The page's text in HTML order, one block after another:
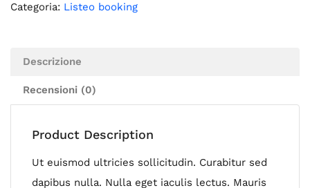
Categoria: Listeo booking
Descrizione
Recensioni (0)
Product Description
Ut euismod ultricies sollicitudin. Curabitur sed
dapibus nulla. Nulla eget iaculis lectus. Mauris